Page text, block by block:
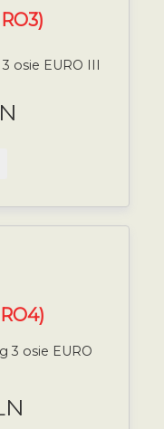
osie EURO III
3 osie EURO